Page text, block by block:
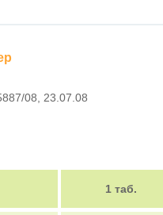
08, 23.07.08
1 таб.